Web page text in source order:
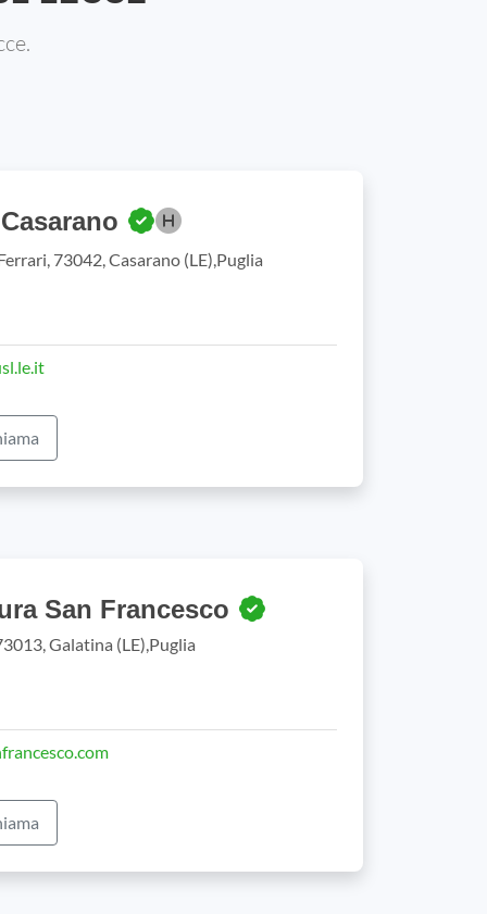
73042, Casarano (LE),Puglia
San Francesco
Galatina (LE),Puglia